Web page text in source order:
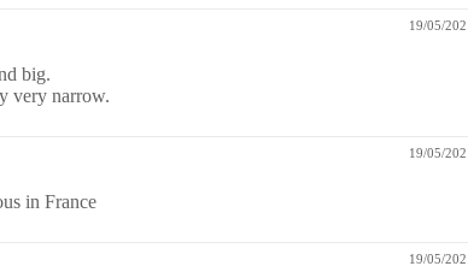
19/05/
big.
very narrow.
19/05/
in France
19/05/